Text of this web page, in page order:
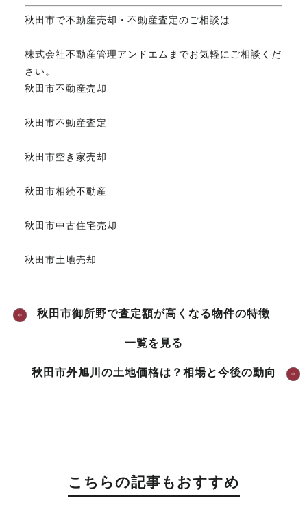
秋田市で不動産売却・不動産査定のご相談は
株式会社不動産管理アンドエムまでお気軽にご相談くだ
さい。
秋田市不動産売却
秋田市不動産査定
秋田市空き家売却
秋田市相続不動産
秋田市中古住宅売却
秋田市土地売却
秋田市御所野で査定額が高くなる物件の特徴
一覧を見る
秋田市外旭川の土地価格は？相場と今後の動向
こちらの記事もおすすめ